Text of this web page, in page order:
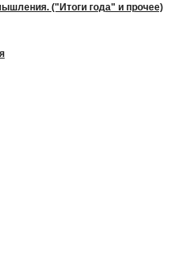
("Итоги года" и прочее)